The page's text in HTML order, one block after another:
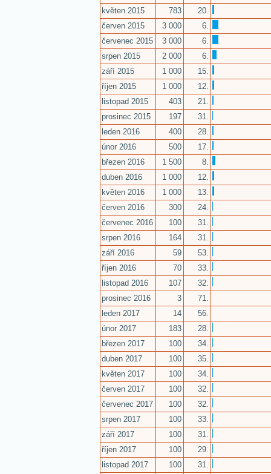
květen 2015 783
20.
červen 2015
3 000
6.
červenec 2015
3 000
6.
srpen 2015
2 000
6.
září 2015
1 000
15.
říjen 2015
1 000
12.
listopad 2015
403
21.
prosinec 2015
197
31.
leden 2016
400
28.
únor 2016
500
17.
březen 2016
1 500
8.
duben 2016
1 000
12.
květen 2016
1 000
13.
červen 2016
300
24.
červenec 2016
100
31.
srpen 2016
164
31.
září 2016
59
53.
říjen 2016
70
33.
listopad 2016
107
32.
prosinec 2016
3
71.
leden 2017
14
56.
únor 2017
183
28.
březen 2017
100
34.
duben 2017
100
35.
květen 2017
100
34.
červen 2017
100
32.
červenec 2017
100
32.
srpen 2017
100
33.
září 2017
100
31.
říjen 2017
100
29.
listopad 2017
100
31.